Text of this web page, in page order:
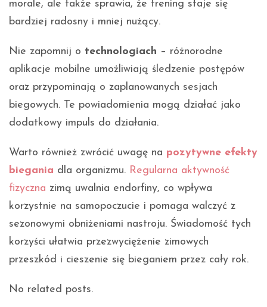
morale, ale także sprawia, że trening staje się
bardziej radosny i mniej nużący.
Nie zapomnij o technologiach – różnorodne
aplikacje mobilne umożliwiają śledzenie postępów
oraz przypominają o zaplanowanych sesjach
biegowych. Te powiadomienia mogą działać jako
dodatkowy impuls do działania.
Warto również zwrócić uwagę na pozytywne efekty
biegania dla organizmu. Regularna aktywność
fizyczna zimą uwalnia endorfiny, co wpływa
korzystnie na samopoczucie i pomaga walczyć z
sezonowymi obniżeniami nastroju. Świadomość tych
korzyści ułatwia przezwyciężenie zimowych
przeszkód i cieszenie się bieganiem przez cały rok.
No related posts.